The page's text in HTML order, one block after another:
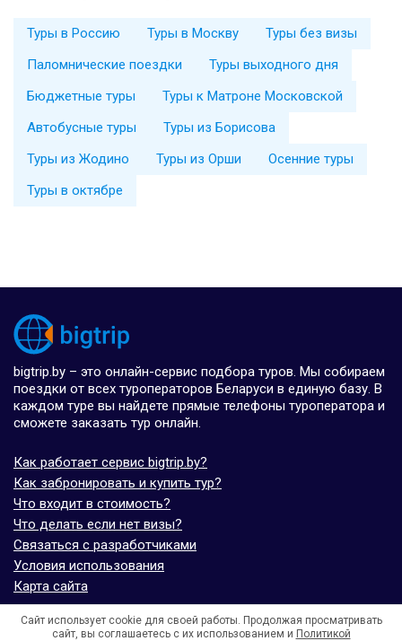
Туры в Россию Туры в Москву
Туры без визы
Паломнические поездки
Туры выходного дня
Бюджетные туры
Туры к Матроне Московской
Автобусные туры
Туры из Борисова
Туры из Жодино
Туры из Орши
Осенние туры
Туры в октябре
bigtrip.by – это онлайн-сервис подбора туров. Мы собираем
поездки от всех туроператоров Беларуси в единую базу. В
каждом туре вы найдете прямые телефоны туроператора и
сможете заказать тур онлайн.
Как работает сервис bigtrip.by?
Как забронировать и купить тур?
Что входит в стоимость?
Что делать если нет визы?
Связаться с разработчиками
Условия использования
Карта сайта
© bigtrip.by,elijoviaje.es– 2014 - 2026
- 5.0 на основе 7 отзывов
Сайт использует cookie для своей работы. Продолжая просматривать
сайт, вы соглашаетесь с их использованием и Политикой